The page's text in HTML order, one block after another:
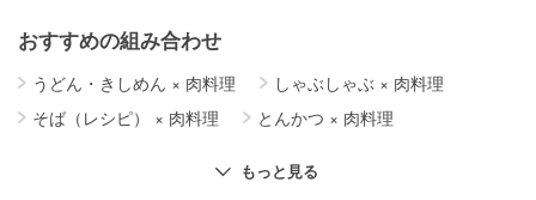
おすすめの組み合わせ
うどん・きしめん × 肉料理 しゃぶしゃぶ × 肉料理
そば（レシピ）
× 肉料理 とんかつ × 肉料理
そぼろ・肉味噌
もっと見る